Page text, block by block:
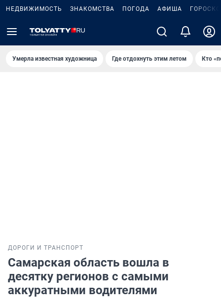
НЕДВИЖИМОСТЬ ЗНАКОМСТВА ПОГОДА АФИША
Умерла известная художница Где отдохнуть этим летом Кто
ДОРОГИ И ТРАНСПОРТ
Самарская область вошла в
десятку регионов с самыми
аккуратными водителями